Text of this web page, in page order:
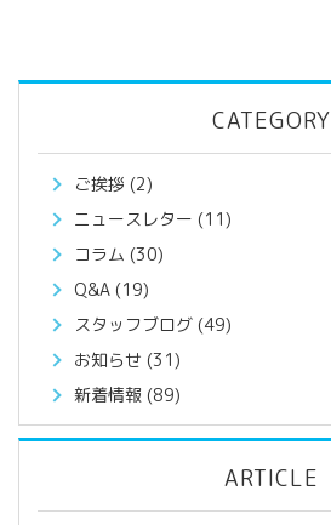
CATEGORY
ご挨拶 (2)
ニュースレター (11)
コラム (30)
Q&A (19)
スタッフブログ (49)
お知らせ (31)
新着情報 (89)
ARTICLE